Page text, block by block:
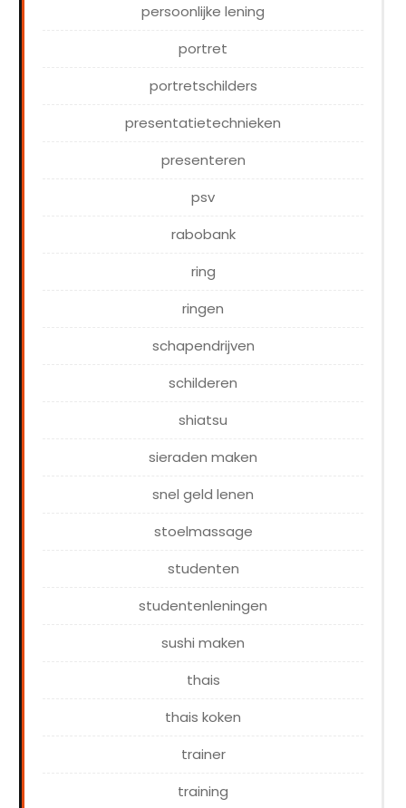
persoonlijke lening
portret
portretschilders
presentatietechnieken
presenteren
psv
rabobank
ring
ringen
schapendrijven
schilderen
shiatsu
sieraden maken
snel geld lenen
stoelmassage
studenten
studentenleningen
sushi maken
thais
thais koken
trainer
training